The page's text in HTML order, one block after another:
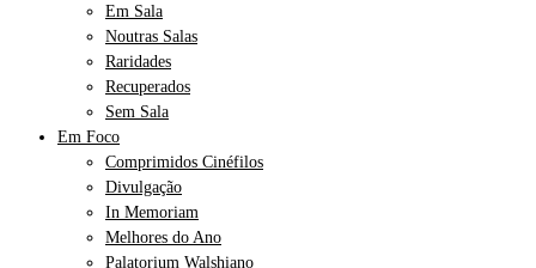
Em Sala
Noutras Salas
Raridades
Recuperados
Sem Sala
Em Foco
Comprimidos Cinéfilos
Divulgação
In Memoriam
Melhores do Ano
Palatorium Walshiano